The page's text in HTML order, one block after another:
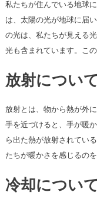
私たちが住んでいる地球
は、太陽の光が地球に届
の光は、私たちが見える
光も含まれています。こ
放射について
放射とは、物から熱が外
手を近づけると、手が暖
ら出た熱が放射されてい
たちが暖かさを感じるのを
冷却について